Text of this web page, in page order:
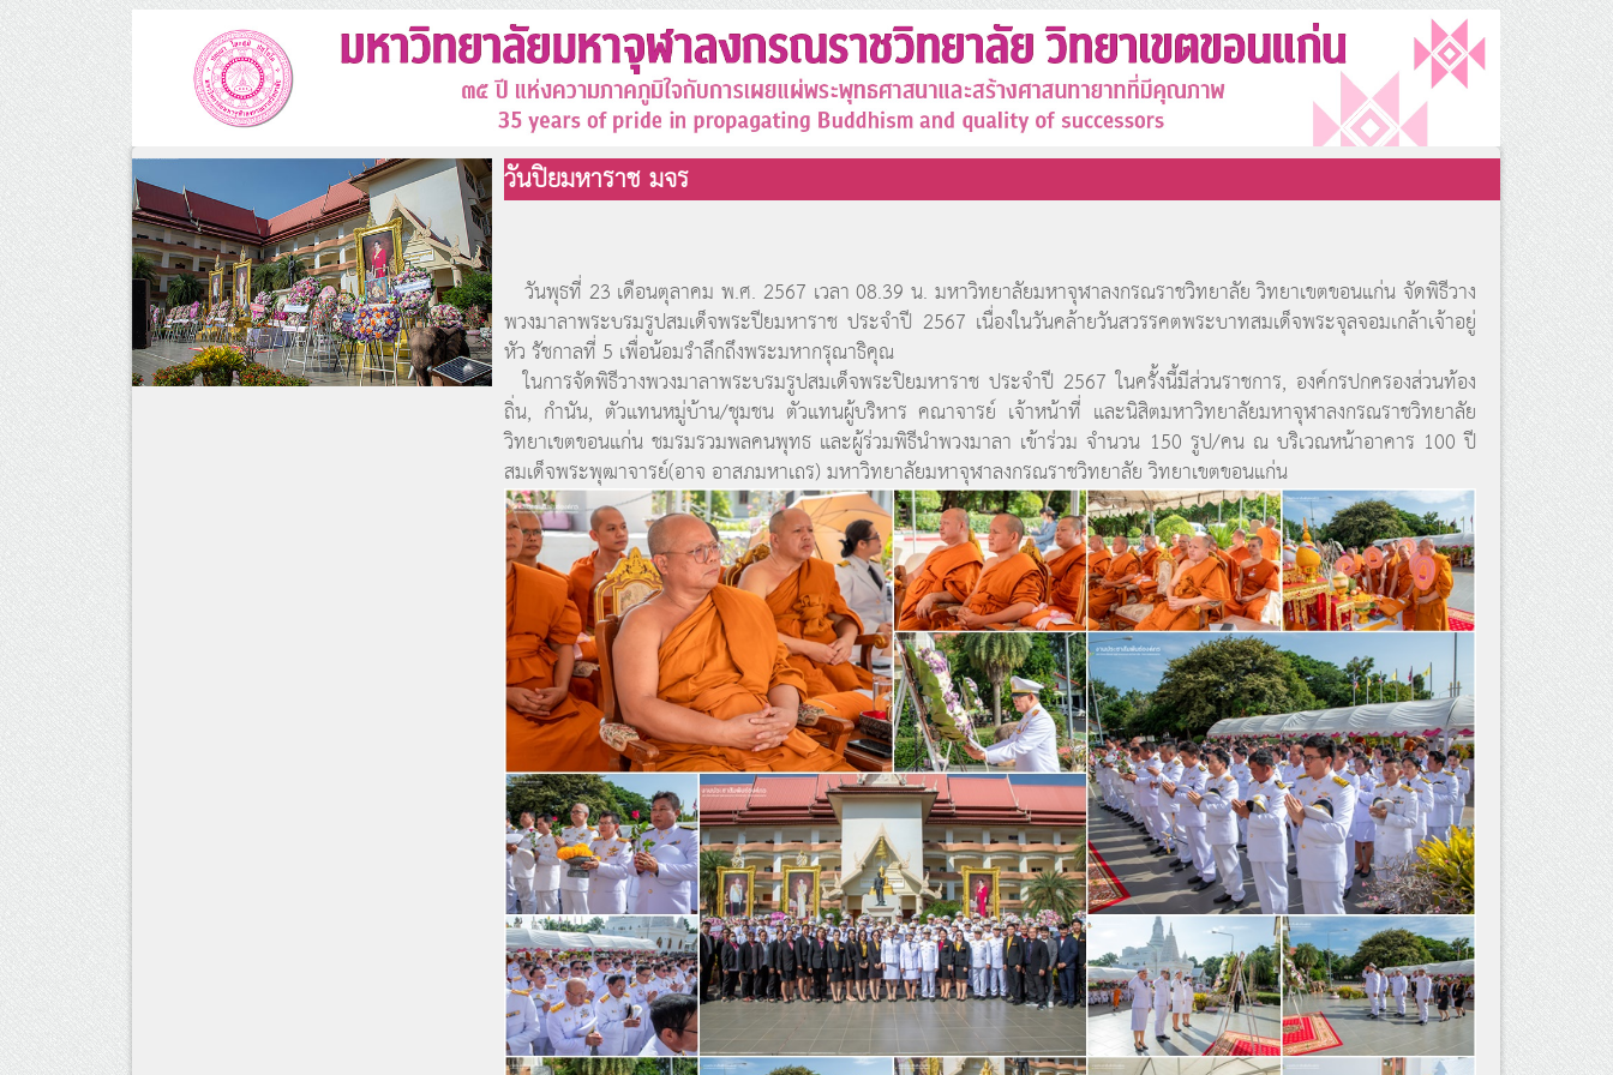
วันปิยมหาราช มจร
วันพุธที่ 23 เดือนตุลาคม พ.ศ. 2567 เวลา 08.39 น. มหาวิทยาลัยมหาจุฬาลงกรณราชวิทยาลัย วิทยาเขตขอนแก่น จัดพิธีวาง
พวงมาลาพระบรมรูปสมเด็จพระปียมหาราช ประจำปี 2567 เนื่องในวันคล้ายวันสวรรคตพระบาทสมเด็จพระจุลจอมเกล้าเจ้าอยู่
หัว รัชกาลที่ 5 เพื่อน้อมรำลึกถึงพระมหากรุณาธิคุณ
ในการจัดพิธีวางพวงมาลาพระบรมรูปสมเด็จพระปิยมหาราช ประจำปี 2567 ในครั้งนี้มีส่วนราชการ, องค์กรปกครองส่วนท้อง
ถิ่น, กำนัน, ตัวแทนหมู่บ้าน/ชุมชน ตัวแทนผู้บริหาร คณาจารย์ เจ้าหน้าที่ และนิสิตมหาวิทยาลัยมหาจุฬาลงกรณราชวิทยาลัย
วิทยาเขตขอนแก่น ชมรมรวมพลคนพุทธ และผู้ร่วมพิธีนำพวงมาลา เข้าร่วม จำนวน 150 รูป/คน ณ บริเวณหน้าอาคาร 100 ปี
สมเด็จพระพุฒาจารย์(อาจ อาสภมหาเถร) มหาวิทยาลัยมหาจุฬาลงกรณราชวิทยาลัย วิทยาเขตขอนแก่น